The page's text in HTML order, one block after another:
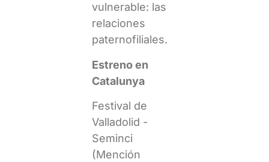
vulnerable: las
relaciones
paternofiliales.
Estreno en
Catalunya
Festival de
Valladolid -
Seminci
(Mención